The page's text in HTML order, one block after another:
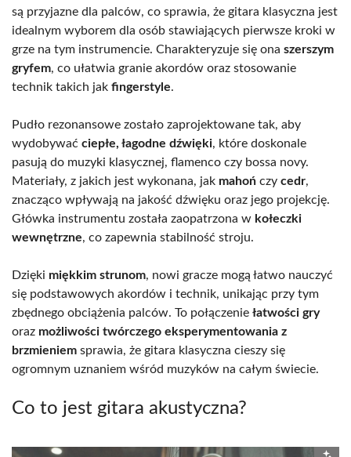
są przyjazne dla palców, co sprawia, że gitara klasyczna jest
idealnym wyborem dla osób stawiających pierwsze kroki w
grze na tym instrumencie. Charakteryzuje się ona szerszym
gryfem, co ułatwia granie akordów oraz stosowanie
technik takich jak fingerstyle.
Pudło rezonansowe zostało zaprojektowane tak, aby
wydobywać ciepłe, łagodne dźwięki, które doskonale
pasują do muzyki klasycznej, flamenco czy bossa novy.
Materiały, z jakich jest wykonana, jak mahoń czy cedr,
znacząco wpływają na jakość dźwięku oraz jego projekcję.
Główka instrumentu została zaopatrzona w kołeczki
wewnętrzne, co zapewnia stabilność stroju.
Dzięki miękkim strunom, nowi gracze mogą łatwo nauczyć
się podstawowych akordów i technik, unikając przy tym
zbędnego obciążenia palców. To połączenie łatwości gry
oraz możliwości twórczego eksperymentowania z
brzmieniem sprawia, że gitara klasyczna cieszy się
ogromnym uznaniem wśród muzyków na całym świecie.
Co to jest gitara akustyczna?